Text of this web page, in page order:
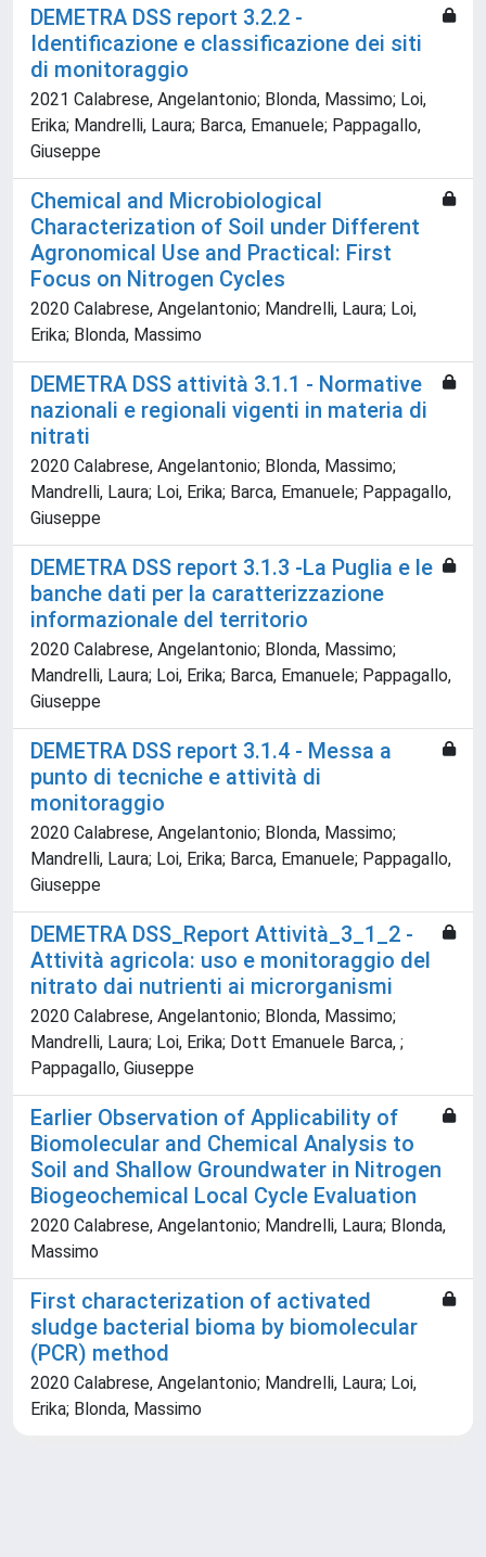
DEMETRA DSS report 3.2.2 -
Identificazione e classificazione dei siti
di monitoraggio
2021 Calabrese, Angelantonio; Blonda, Massimo; Loi,
Erika; Mandrelli, Laura; Barca, Emanuele; Pappagallo,
Giuseppe
Chemical and Microbiological
Characterization of Soil under Different
Agronomical Use and Practical: First
Focus on Nitrogen Cycles
2020 Calabrese, Angelantonio; Mandrelli, Laura; Loi,
Erika; Blonda, Massimo
DEMETRA DSS attività 3.1.1 - Normative
nazionali e regionali vigenti in materia di
nitrati
2020 Calabrese, Angelantonio; Blonda, Massimo;
Mandrelli, Laura; Loi, Erika; Barca, Emanuele; Pappagallo,
Giuseppe
DEMETRA DSS report 3.1.3 -La Puglia e le
banche dati per la caratterizzazione
informazionale del territorio
2020 Calabrese, Angelantonio; Blonda, Massimo;
Mandrelli, Laura; Loi, Erika; Barca, Emanuele; Pappagallo,
Giuseppe
DEMETRA DSS report 3.1.4 - Messa a
punto di tecniche e attività di
monitoraggio
2020 Calabrese, Angelantonio; Blonda, Massimo;
Mandrelli, Laura; Loi, Erika; Barca, Emanuele; Pappagallo,
Giuseppe
DEMETRA DSS_Report Attività_3_1_2 -
Attività agricola: uso e monitoraggio del
nitrato dai nutrienti ai microrganismi
2020 Calabrese, Angelantonio; Blonda, Massimo;
Mandrelli, Laura; Loi, Erika; Dott Emanuele Barca, ;
Pappagallo, Giuseppe
Earlier Observation of Applicability of
Biomolecular and Chemical Analysis to
Soil and Shallow Groundwater in Nitrogen
Biogeochemical Local Cycle Evaluation
2020 Calabrese, Angelantonio; Mandrelli, Laura; Blonda,
Massimo
First characterization of activated
sludge bacterial bioma by biomolecular
(PCR) method
2020 Calabrese, Angelantonio; Mandrelli, Laura; Loi,
Erika; Blonda, Massimo